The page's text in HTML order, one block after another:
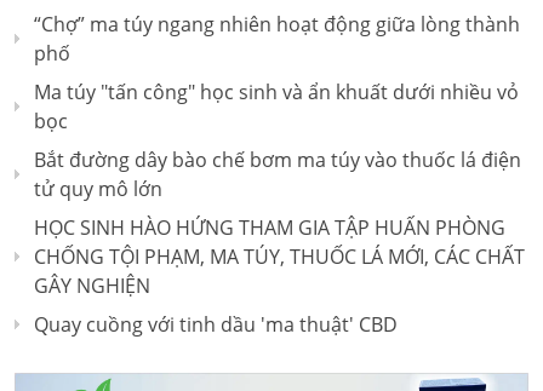
“Chợ” ma túy ngang nhiên hoạt động giữa lòng thành
phố
Ma túy "tấn công" học sinh và ẩn khuất dưới nhiều vỏ
bọc
Bắt đường dây bào chế bơm ma túy vào thuốc lá điện
tử quy mô lớn
HỌC SINH HÀO HỨNG THAM GIA TẬP HUẤN PHÒNG
CHỐNG TỘI PHẠM, MA TÚY, THUỐC LÁ MỚI, CÁC CHẤT
GÂY NGHIỆN
Quay cuồng với tinh dầu 'ma thuật' CBD